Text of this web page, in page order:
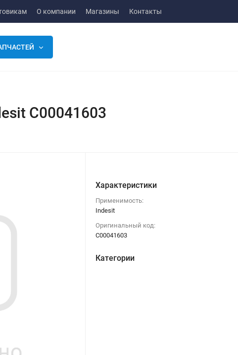
О компании Магазины Контакты
C00041603
Характеристики
Применимость:
Indesit
Оригинальный код:
C00041603
Категории